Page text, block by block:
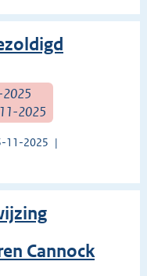
2025
2025
11-2025
Cannock